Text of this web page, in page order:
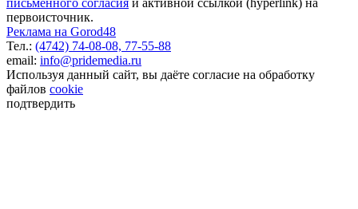
письменного согласия и активной ссылкой (hyperlink) на
первоисточник.
Реклама на Gorod48
Тел.: (4742) 74-08-08, 77-55-88
email: info@pridemedia.ru
Используя данный сайт, вы даёте согласие на обработку
файлов cookie
подтвердить